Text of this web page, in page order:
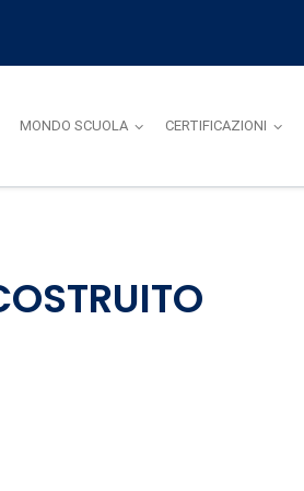
MONDO SCUOLA CERTIFICAZIONI